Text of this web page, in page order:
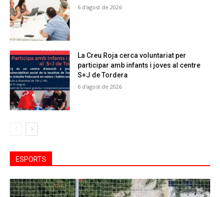
6 d'agost de 2026
La Creu Roja cerca voluntariat per
participar amb infants i joves al centre
S+J de Tordera
6 d'agost de 2026
ESPORTS